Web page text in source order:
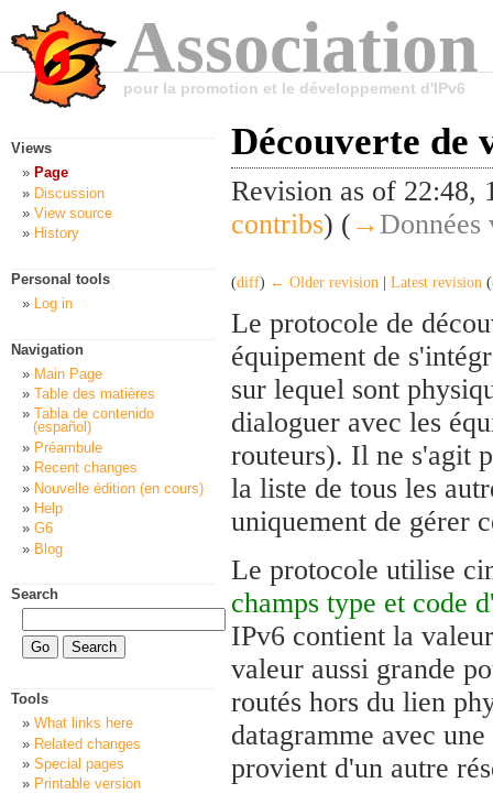
pour la promotion et le développement d'IPv6
Découverte de
Revision as of 22:48,
contribs) ( → Données
(diff) ← Older revision Latest revision (
Le protocole de
équipement de
sur lequel sont
dialoguer avec les
routeurs). Il ne s'agit
la liste de tous les
uniquement de gérer
Le protocole utilise
champs type et code
IPv6 contient la
valeur aussi grande
routés hors du lien
datagramme avec
provient d'un autre
Views
Page
Discussion
View source
History
Personal tools
Log in
Navigation
Main Page
Table des matières
Tabla de contenido
(español)
Préambule
Recent changes
Nouvelle édition (en cours)
Help
G6
Blog
Search
Tools
What links here
Related changes
Special pages
Printable version